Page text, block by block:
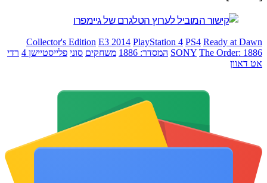
Collector's Edition E3 2014 PlayStation 4 PS4 Ready at
SONY The Order: המסדר: 1886 משחקים סוני פלייסטיישן 4
רדי